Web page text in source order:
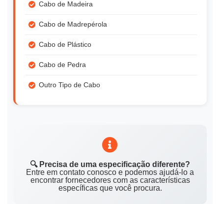
Cabo de Madeira
Cabo de Madrepérola
Cabo de Plástico
Cabo de Pedra
Outro Tipo de Cabo
🔍 Precisa de uma especificação diferente?
Entre em contato conosco e podemos ajudá-lo a
encontrar fornecedores com as características
específicas que você procura.